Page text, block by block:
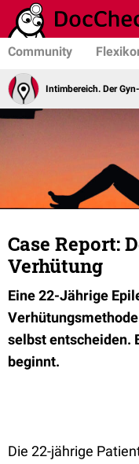
Community
Intimbereich. Der
Case Report:
Verhütung
Eine 22-Jährige
selbst entscheiden.
beginnt.
Die 22-jährige